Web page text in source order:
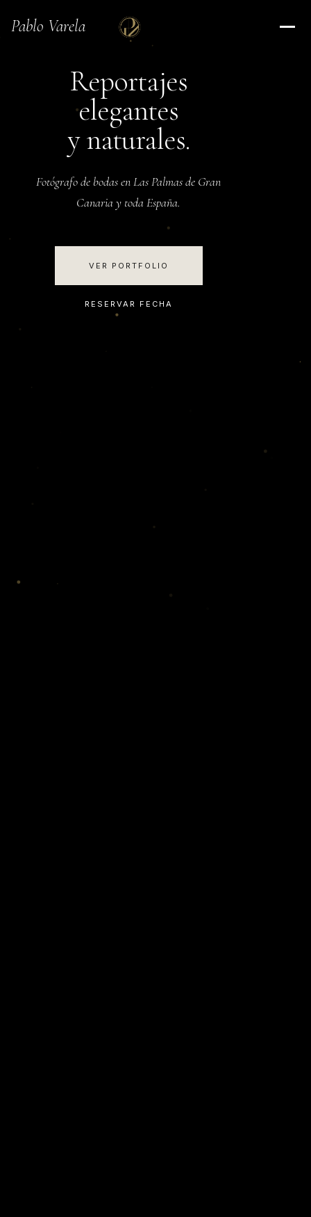
Pablo Varela
Reportajes
elegantes
y naturales.
Fotógrafo de bodas en Las Palmas de Gran
Canaria y toda España.
VER PORTFOLIO
RESERVAR FECHA